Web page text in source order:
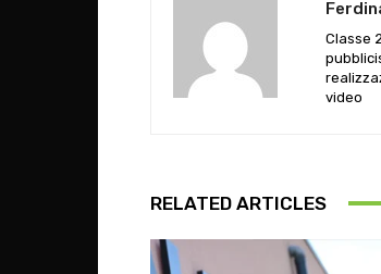
Classe
video
RELATED ARTICLES